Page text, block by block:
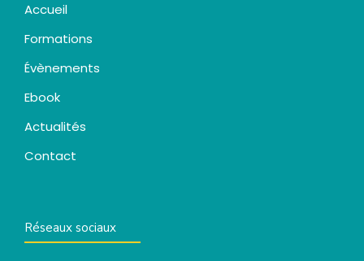
Accueil
Formations
Évènements
Ebook
Actualités
Contact
Réseaux sociaux